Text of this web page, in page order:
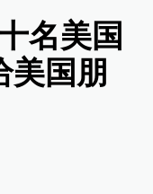
名美国
美国朋